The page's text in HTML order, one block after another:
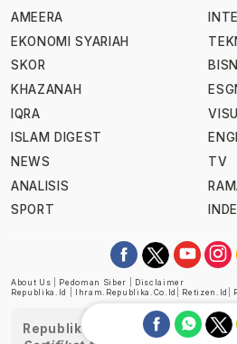
AMEERA
EKONOMI SYARIAH
SKOR
KHAZANAH
IQRA
ISLAM DIGEST
NEWS
ANALISIS
SPORT
TV
About Us Pedoman Siber
Disclaimer
Republika.id
Ihram.republika.co.id Retizen.id
Republika telah diverifikasi